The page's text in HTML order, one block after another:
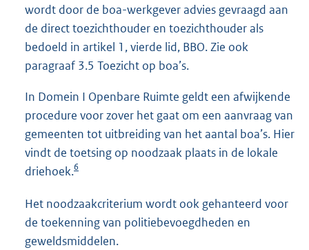
wordt door de boa-werkgever advies gevraagd aan
de direct toezichthouder en toezichthouder als
bedoeld in artikel 1, vierde lid, BBO. Zie ook
paragraaf 3.5 Toezicht op boa’s.
In Domein I Openbare Ruimte geldt een afwijkende
procedure voor zover het gaat om een aanvraag van
gemeenten tot uitbreiding van het aantal boa’s. Hier
vindt de toetsing op noodzaak plaats in de lokale
driehoek.6
Het noodzaakcriterium wordt ook gehanteerd voor
de toekenning van politiebevoegdheden en
geweldsmiddelen.